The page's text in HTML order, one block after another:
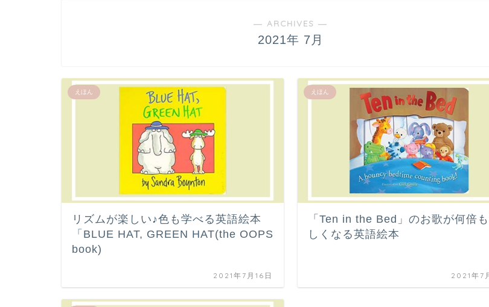
― ARCHIVES ―
2021年 7月
えほん
リズムが楽しい♪色も学べる英語絵本
「BLUE HAT, GREEN HAT(the OOPS
book)
2021年7月16日
えほん
「Ten in the Bed」のお歌が何倍
しくなる英語絵本
2021年7